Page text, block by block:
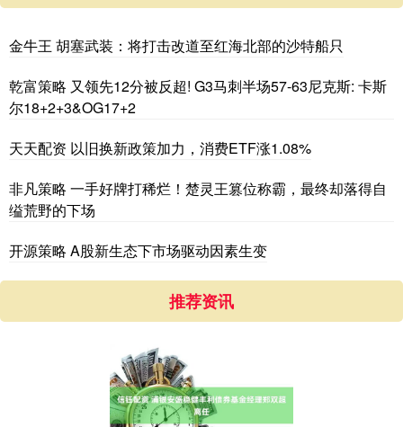
金牛王 胡塞武装：将打击改道至红海北部的沙特船只
乾富策略 又领先12分被反超! G3马刺半场57-63尼克斯: 卡斯
尔18+2+3&OG17+2
天天配资 以旧换新政策加力，消费ETF涨1.08%
非凡策略 一手好牌打稀烂！楚灵王篡位称霸，最终却落得自
缢荒野的下场
开源策略 A股新生态下市场驱动因素生变
推荐资讯